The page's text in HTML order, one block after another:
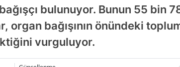
bulunuyor. Bunun 55 bin
organ bağışının önündeki
vurguluyor.